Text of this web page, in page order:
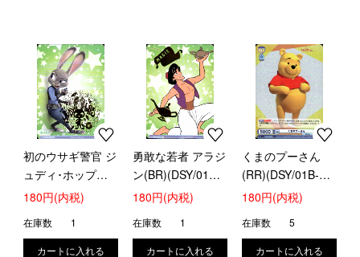
初のウサギ警官 ジ
ュディ･ホップス
(BR)(DSY/01B-
180円(内税)
在庫数 1
勇敢な若者 アラジ
ン(BR)(DSY/01B-
040B)
180円(内税)
在庫数 1
くまのプーさん
(RR)(DSY/01B-
002)
180円(内税)
在庫数 5